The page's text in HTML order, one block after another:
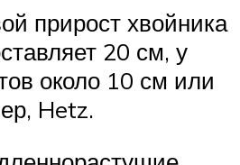
прирост хвойника
20 см, у
около 10 см или
Hetz.